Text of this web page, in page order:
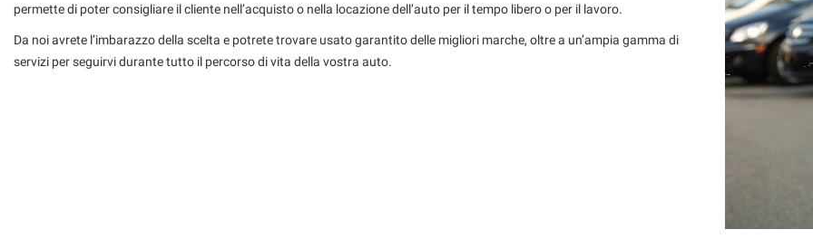
CONSEGNA IMEDDIATA
PREPARAZIONE VETTURE
permette di poter consigliare il cliente nell’acquisto o nella locazione dell’auto per il tempo libero o per il lavoro.
Da noi avrete l’imbarazzo della scelta e potrete trovare usato garantito delle migliori marche, oltre a un’ampia gamma di
servizi per seguirvi durante tutto il percorso di vita della vostra auto.